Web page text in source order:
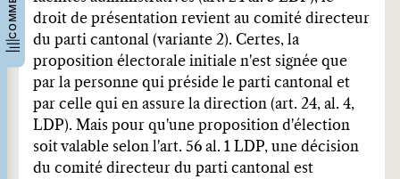
droit de présentation revient au comité directeur
du parti cantonal (variante 2). Certes, la
proposition électorale initiale n'est signée que
par la personne qui préside le parti cantonal et
par celle qui en assure la direction (art. 24, al. 4,
LDP). Mais pour qu'une proposition d'élection
soit valable selon l'art. 56 al. 1 LDP, une décision
du comité directeur du parti cantonal est